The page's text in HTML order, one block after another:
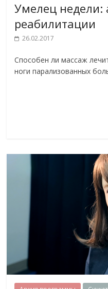
Умелец недели:
реабилитации
26.02.2017
Способен ли массаж
ноги парализованных